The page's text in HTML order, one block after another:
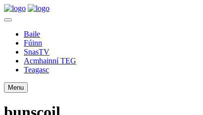
Baile
Fúinn
SnasTV
Acmhainní TEG
Teagasc
Menu